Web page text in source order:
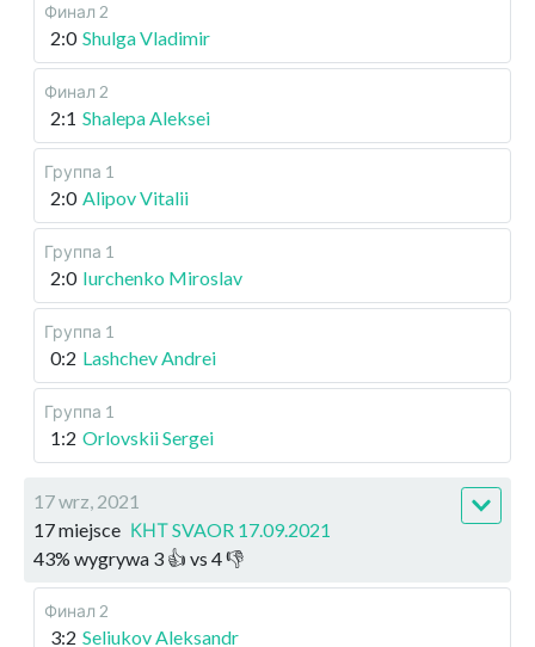
Финал 2
2:0 Shulga Vladimir
Финал 2
2:1 Shalepa Aleksei
Группа 1
2:0 Alipov Vitalii
Группа 1
2:0 Iurchenko Miroslav
Группа 1
0:2 Lashchev Andrei
Группа 1
1:2 Orlovskii Sergei
17 wrz, 2021
17 miejsce КНТ SVAOR 17.09.2021
43% wygrywa 3 👍 vs 4👎
Финал 2
3:2 Seliukov Aleksandr